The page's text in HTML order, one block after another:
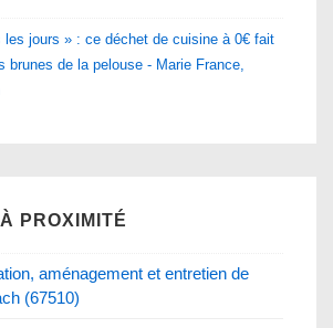
jours » : ce déchet de cuisine à 0€ fait
brunes de la pelouse - Marie France,
PROXIMITÉ
aménagement et entretien de
(67510)